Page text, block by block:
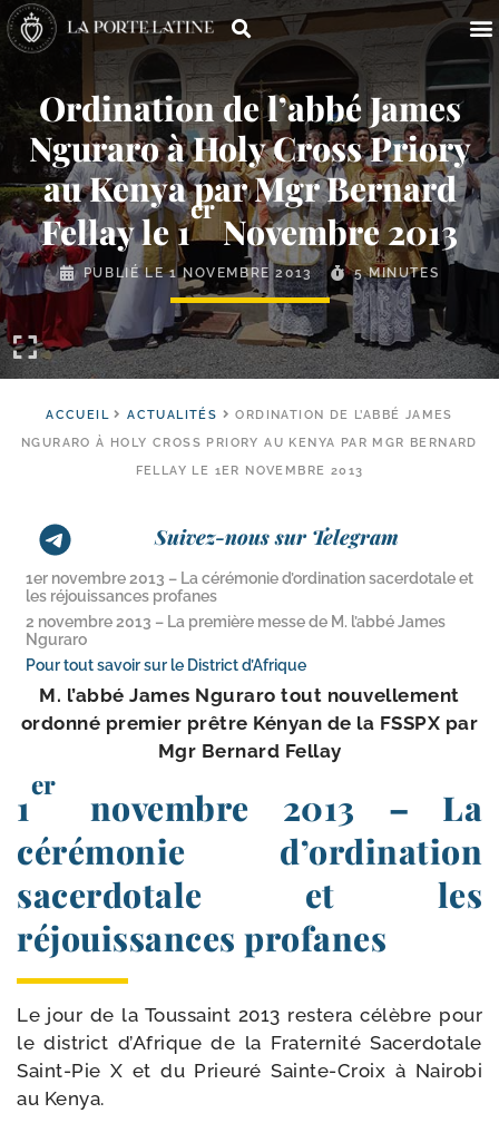
Ordination de l’abbé James
Nguraro à Holy Cross Priory
au Kenya par Mgr Bernard
Fellay le 1
er
Novembre 2013
PUBLIÉ LE1 NOVEMBRE 2013 5 MINUTES
ACCUEIL ACTUALITÉS
ORDINATION DE L’ABBÉ JAMES
NGURARO À HOLY CROSS PRIORY AU KENYA PAR MGR BERNARD
FELLAY LE 1ER NOVEMBRE 2013
Suivez-nous sur Telegram
1er novembre 2013 – La cérémonie d’ordination sacerdotale et
les réjouissances profanes
2 novembre 2013 – La première messe de M. l’abbé James
Nguraro
Pour tout savoir sur le District d’Afrique
M. l’ab­bé James Nguraro tout nou­vel­le­ment
ordon­né pre­mier prêtre Kényan de la FSSPX par
Mgr Bernard Fellay
1
er
novembre 2013 – La
cérémonie d’ordination
sacerdotale et les
réjouissances profanes
Le jour de la Toussaint 2013 res­te­ra célèbre pour
le dis­trict d’Afrique de la Fraternité Sacerdotale
Saint-​Pie X et du Prieuré Sainte-​Croix à Nairobi
au Kenya.